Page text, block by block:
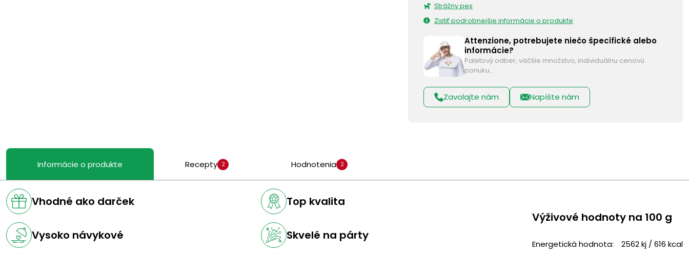
Strážny pes
Zistiť podrobnejšie informácie o produkte
Attenzione, potrebujete niečo špecifické alebo
informácie?
Paletový odber, väčšie množstvo, individuálnu cenovú
ponuku…
Zavolajte nám Napíšte nám
Informácie o produkte Recepty 2 Hodnotenia 2
Vhodné ako darček Top kvalita
Vysoko návykové Skvelé na párty
Výživové ​​hodnoty na 100 g
Energetická hodnota: 2562 kj / 616 kcal